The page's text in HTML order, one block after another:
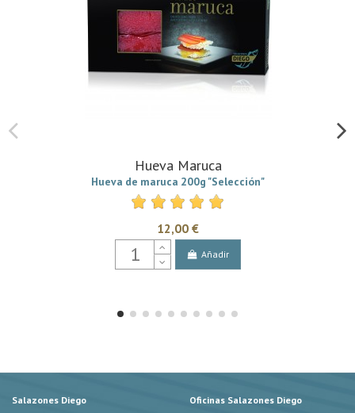
Hueva Maruca
Hueva de maruca 200g "Selección"
12,00 €
Añadir
Salazones Diego
Oficinas Salazones Diego